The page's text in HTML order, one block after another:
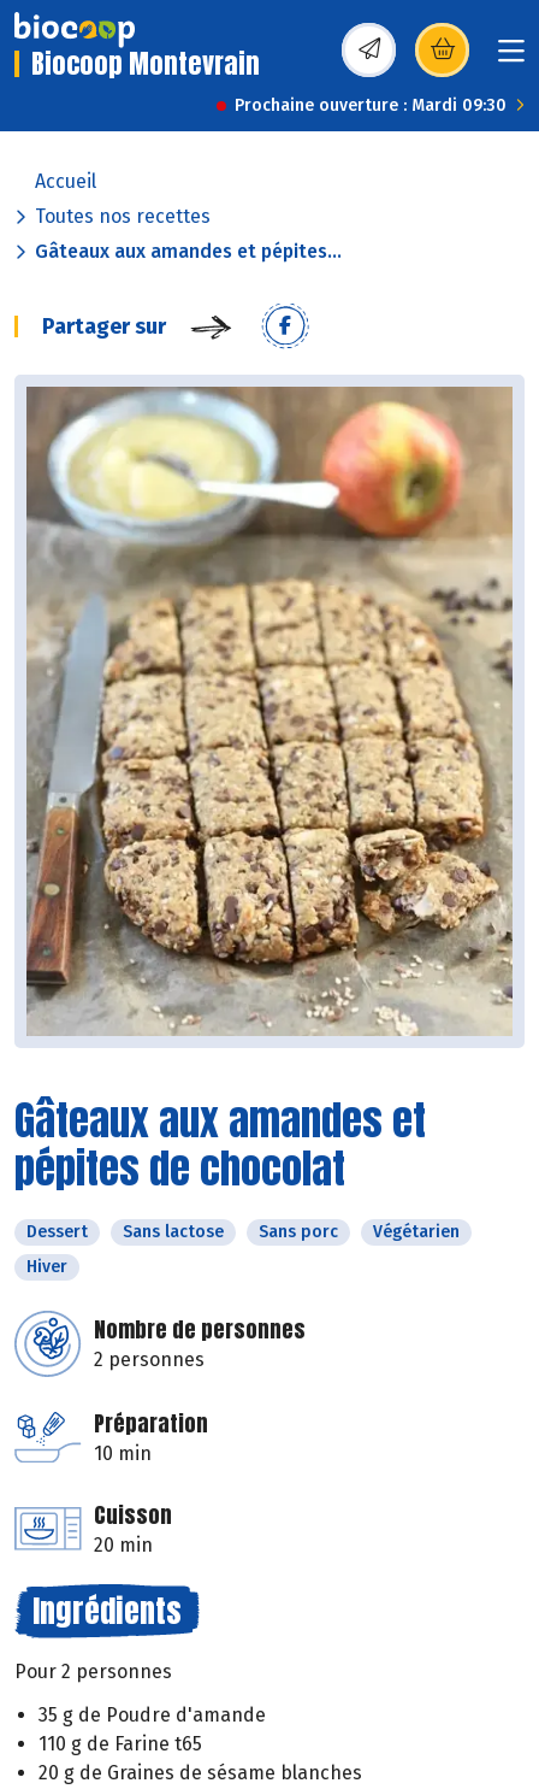
Biocoop Montevrain (s’ouvre dans une
Prochaine ouverture : Mardi 09:30
Accueil
Toutes nos recettes
Gâteaux aux amandes et pépites...
Partager sur
Gâteaux aux amandes et
pépites de chocolat
Dessert Sans lactose Sans porc
Végétarien
Hiver
Nombre de personnes
2 personnes
Préparation
10 min
Cuisson
20 min
Ingrédients
Pour 2 personnes
35 g de Poudre d'amande
110 g de Farine t65
20 g de Graines de sésame blanches